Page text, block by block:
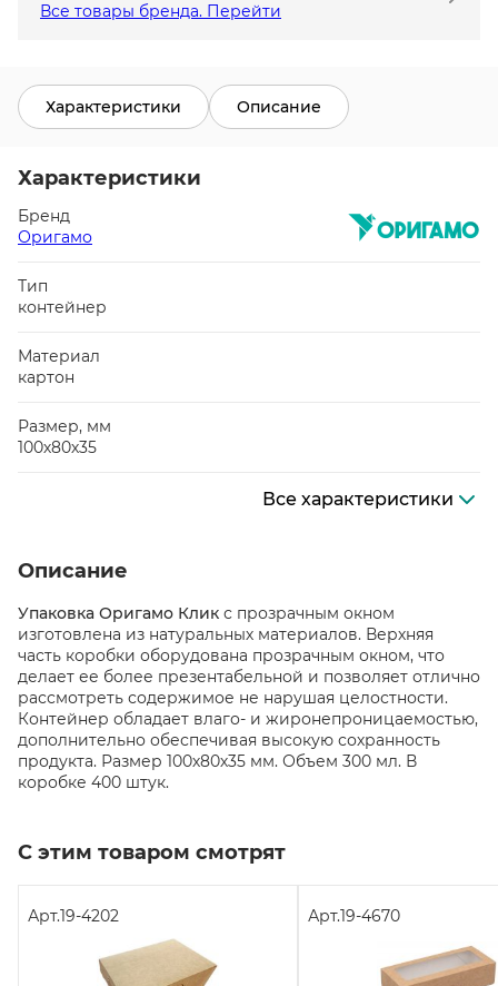
Все товары бренда. Перейти
Характеристики Описание
Характеристики
Бренд
Оригамо
Тип
контейнер
Материал
картон
Размер, мм
100х80х35
Все характеристики
Описание
Упаковка Оригамо Клик с прозрачным окном
изготовлена из натуральных материалов. Верхняя
часть коробки оборудована прозрачным окном, что
делает ее более презентабельной и позволяет отлично
рассмотреть содержимое не нарушая целостности.
Контейнер обладает влаго- и жиронепроницаемостью,
дополнительно обеспечивая высокую сохранность
продукта. Размер 100х80х35 мм. Объем 300 мл. В
коробке 400 штук.
С этим товаром смотрят
Арт.19-4202 Арт.19-4670